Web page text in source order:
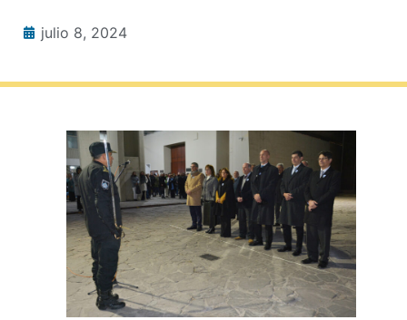
julio 8, 2024